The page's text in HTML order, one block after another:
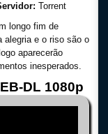
Torrent
longo fim de
alegria e o riso são o
aparecerão
inesperados.
DL 1080p